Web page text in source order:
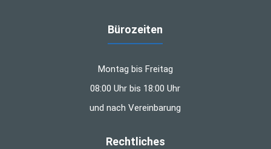
Bürozeiten
Montag bis Freitag
08:00 Uhr bis 18:00 Uhr
und nach Vereinbarung
Rechtliches